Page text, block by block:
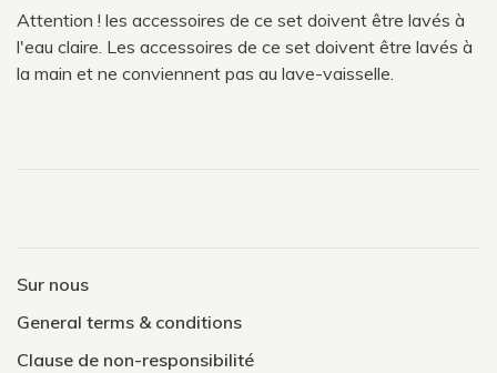
Attention ! les accessoires de ce set doivent être lavés à
l'eau claire. Les accessoires de ce set doivent être lavés à
la main et ne conviennent pas au lave-vaisselle.
Sur nous
General terms & conditions
Clause de non-responsibilité